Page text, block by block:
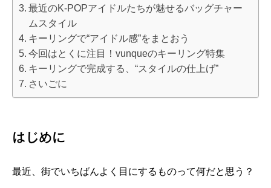
最近のK-POPアイドルたちが魅せるバッグチャー
ムスタイル
キーリングで“アイドル感”をまとおう
今回はとくに注目！vunqueのキーリング特集
キーリングで完成する、“スタイルの仕上げ”
さいごに
はじめに
最近、街でいちばんよく目にするものって何だと思う？